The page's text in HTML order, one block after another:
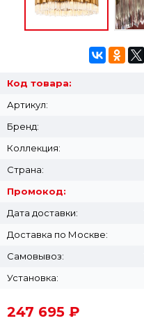
Код товара:
Артикул:
Бренд:
Коллекция:
Страна:
Промокод:
Дата доставки:
Доставка по Москве:
Самовывоз:
Установка:
247 695 ₽